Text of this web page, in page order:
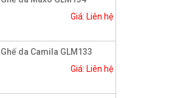
Giá: Liên hệ
Ghế da Camila GLM133
Giá: Liên hệ